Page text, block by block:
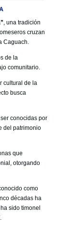
, una tradición
cruzan
Caguach.
de la
comunitario.
cultural de la
busca
conocidas por
del patrimonio
que
otorgando
como
décadas ha
sido timonel